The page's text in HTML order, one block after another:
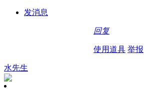
发消息
回复
使用道具 举报
水先生